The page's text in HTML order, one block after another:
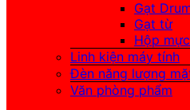
Gạt
Gạt từ
Hộp
Linh kiện máy tính
Đèn năng lượng
Văn phòng phẩm